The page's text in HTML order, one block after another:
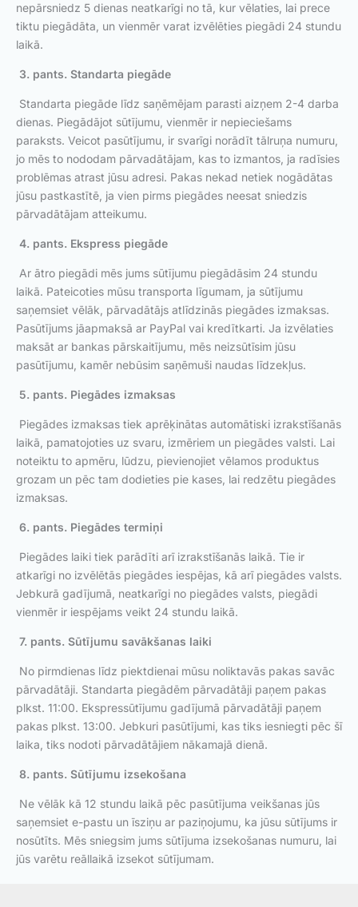
nepārsniedz 5 dienas neatkarīgi no tā, kur vēlaties, lai prece
tiktu piegādāta, un vienmēr varat izvēlēties piegādi 24 stundu
laikā.
3. pants. Standarta piegāde
Standarta piegāde līdz saņēmējam parasti aizņem 2-4 darba
dienas. Piegādājot sūtījumu, vienmēr ir nepieciešams
paraksts. Veicot pasūtījumu, ir svarīgi norādīt tālruņa numuru,
jo mēs to nododam pārvadātājam, kas to izmantos, ja radīsies
problēmas atrast jūsu adresi. Pakas nekad netiek nogādātas
jūsu pastkastītē, ja vien pirms piegādes neesat sniedzis
pārvadātājam atteikumu.
4. pants. Ekspress piegāde
Ar ātro piegādi mēs jums sūtījumu piegādāsim 24 stundu
laikā. Pateicoties mūsu transporta līgumam, ja sūtījumu
saņemsiet vēlāk, pārvadātājs atlīdzinās piegādes izmaksas.
Pasūtījums jāapmaksā ar PayPal vai kredītkarti. Ja izvēlaties
maksāt ar bankas pārskaitījumu, mēs neizsūtīsim jūsu
pasūtījumu, kamēr nebūsim saņēmuši naudas līdzekļus.
5. pants. Piegādes izmaksas
Piegādes izmaksas tiek aprēķinātas automātiski izrakstīšanās
laikā, pamatojoties uz svaru, izmēriem un piegādes valsti. Lai
noteiktu to apmēru, lūdzu, pievienojiet vēlamos produktus
grozam un pēc tam dodieties pie kases, lai redzētu piegādes
izmaksas.
6. pants. Piegādes termiņi
Piegādes laiki tiek parādīti arī izrakstīšanās laikā. Tie ir
atkarīgi no izvēlētās piegādes iespējas, kā arī piegādes valsts.
Jebkurā gadījumā, neatkarīgi no piegādes valsts, piegādi
vienmēr ir iespējams veikt 24 stundu laikā.
7. pants. Sūtījumu savākšanas laiki
No pirmdienas līdz piektdienai mūsu noliktavās pakas savāc
pārvadātāji. Standarta piegādēm pārvadātāji paņem pakas
plkst. 11:00. Ekspressūtījumu gadījumā pārvadātāji paņem
pakas plkst. 13:00. Jebkuri pasūtījumi, kas tiks iesniegti pēc šī
laika, tiks nodoti pārvadātājiem nākamajā dienā.
8. pants. Sūtījumu izsekošana
Ne vēlāk kā 12 stundu laikā pēc pasūtījuma veikšanas jūs
saņemsiet e-pastu un īsziņu ar paziņojumu, ka jūsu sūtījums ir
nosūtīts. Mēs sniegsim jums sūtījuma izsekošanas numuru, lai
jūs varētu reāllaikā izsekot sūtījumam.